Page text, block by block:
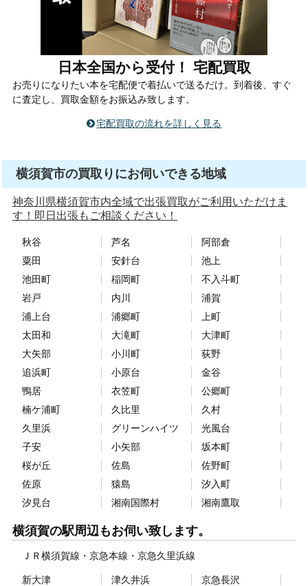
日本全国から受付！ 宅配買取
お売りになりたい本を宅配便で着払いで送るだけ。到着後、すぐ
に査定し、買取金額をお振込み致します。
宅配買取の流れを詳しく見る
横須賀市の買取りにお伺いできる地域
神奈川県横須賀市内全域で出張買取がご利用いただけま
す！即日出張もご相談ください！
秋谷 芦名
阿部倉
粟田
安針台
池上
池田町
稲岡町
不入斗町
岩戸
内川
浦賀
浦上台
浦郷町
上町
太田和
大滝町
大津町
大矢部
小川町
荻野
追浜町
小原台
金谷
鴨居
衣笠町
公郷町
楠ケ浦町
久比里
久村
久里浜
グリーンハイツ
光風台
子安
小矢部
坂本町
桜が丘
佐島
佐野町
佐原
猿島
汐入町
汐見台
湘南国際村 湘南鷹取
横須賀の駅周辺もお伺い致します。
ＪＲ横須賀線 京急本線 京急久里浜線
新大津 津久井浜
京急長沢